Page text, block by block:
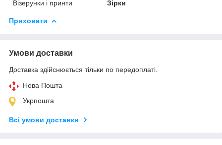
Візерунки і принти Зірки
Приховати
Умови доставки
Доставка здійснюється тільки по передоплаті.
Нова Пошта
Укрпошта
Всі умови доставки